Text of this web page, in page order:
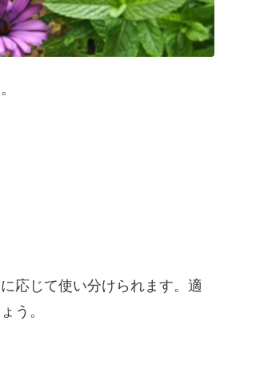
応じて使い分けられます。適
う。